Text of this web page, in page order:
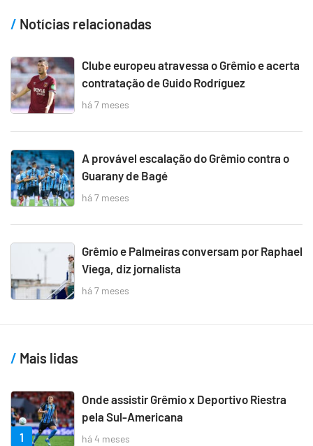
Notícias relacionadas
Clube europeu atravessa o Grêmio e acerta
contratação de Guido Rodríguez
há 7 meses
A provável escalação do Grêmio contra o
Guarany de Bagé
há 7 meses
Grêmio e Palmeiras conversam por Raphael
Viega, diz jornalista
há 7 meses
Mais lidas
1
Onde assistir Grêmio x Deportivo Riestra
pela Sul-Americana
há 4 meses